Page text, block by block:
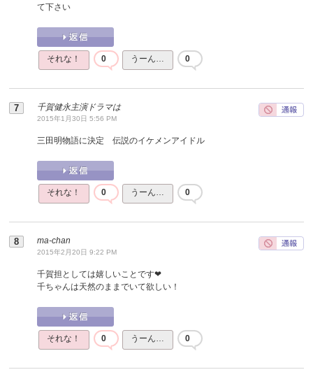
て下さい
それな！ 0 うーん… 0
千賀健永主演ドラマは
2015年1月30日 5:56 PM
三田明物語に決定 伝説のイケメンアイドル
それな！ 0 うーん… 0
ma-chan
2015年2月20日 9:22 PM
千賀担としては嬉しいことです❤︎
千ちゃんは天然のままでいて欲しい！
それな！ 0 うーん… 0